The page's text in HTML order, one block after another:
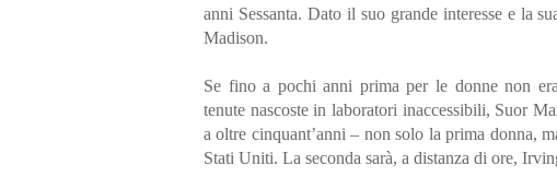
anni Sessanta. Dato il suo grande interesse e la
Madison.
Se fino a pochi anni prima per le donne non
tenute nascoste in laboratori inaccessibili, Suor
a oltre cinquant’anni – non solo la prima donna,
Stati Uniti. La seconda sarà, a distanza di ore,